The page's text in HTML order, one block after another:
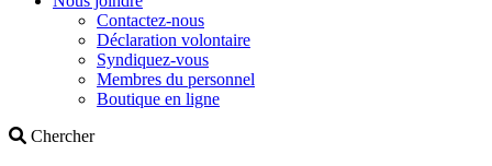
Contactez-nous
Déclaration volontaire
Syndiquez-vous
Membres du personnel
Boutique en ligne
ChercherSearch